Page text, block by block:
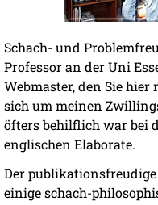
Schach- und
Professor an der Uni
Webmaster, den Sie
sich um meinen
öfters behilflich war bei
englischen Elaborate.
Der
einige schach-